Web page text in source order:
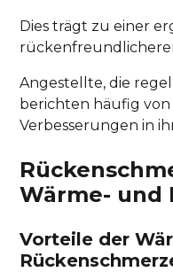
Dies trägt zu einer
Angestellte, die
berichten häufig
Verbesserungen in
Wärme- und
Vorteile der